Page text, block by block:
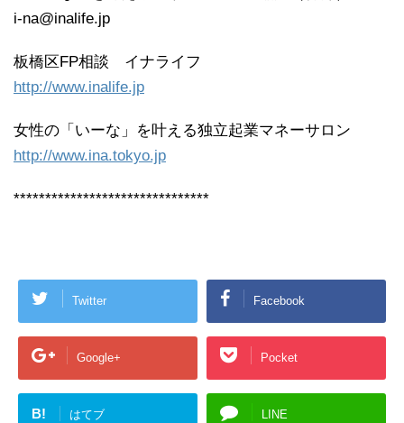
i-na@inalife.jp
板橋区FP相談 イナライフ
http://www.inalife.jp
女性の「いーな」を叶える独立起業マネーサロン
http://www.ina.tokyo.jp
*******************************
Twitter Facebook
Google+ Pocket
B! はてブ LINE